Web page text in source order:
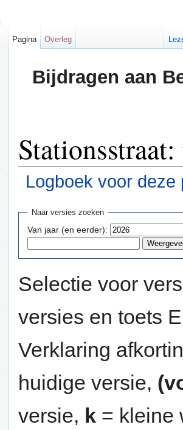
Bijdragen aan
Logboek voor deze
Naar versies zoeken
Van jaar (en eerder):
Selectie voor
versies en toets
Verklaring
huidige versie,
versie, k = kleine
Pagina Overleg